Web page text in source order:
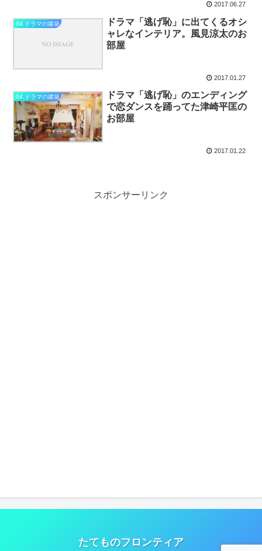
2017.06.27
04.ドラマの建築
ドラマ「逃げ恥」に出てくるオシ
ャレなインテリア。風見涼太のお
部屋
2017.01.27
04.ドラマの建築
ドラマ「逃げ恥」のエンディング
で恋ダンスを踊ってた津崎平匡の
お部屋
2017.01.22
スポンサーリンク
たてものフロンティア